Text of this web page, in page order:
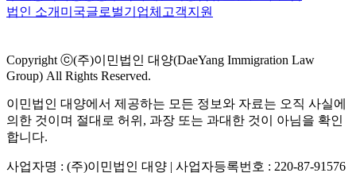
법인 소개 미국글로벌기업체 고객지원
Copyright ⓒ(주)이민법인 대양(DaeYang Immigration Law
Group) All Rights Reserved.
이민법인 대양에서 제공하는 모든 정보와 자료는 오직 사실에
의한 것이며 절대로 허위, 과장 또는 과대한 것이 아님을 확인
합니다.
사업자명 : (주)이민법인 대양 | 사업자등록번호 : 220-87-91576